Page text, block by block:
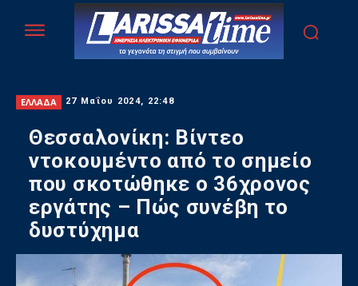
ΕΛΛΑΔΑ 27 Μαΐου 2024, 22:48
Θεσσαλονίκη: Βίντεο
ντοκουμέντο από το σημείο
που σκοτώθηκε ο 36χρονος
εργάτης – Πώς συνέβη το
δυστύχημα